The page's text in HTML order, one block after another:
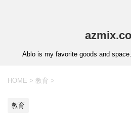
Ablo is my favorite goods and
HOME > 教育 >
教育